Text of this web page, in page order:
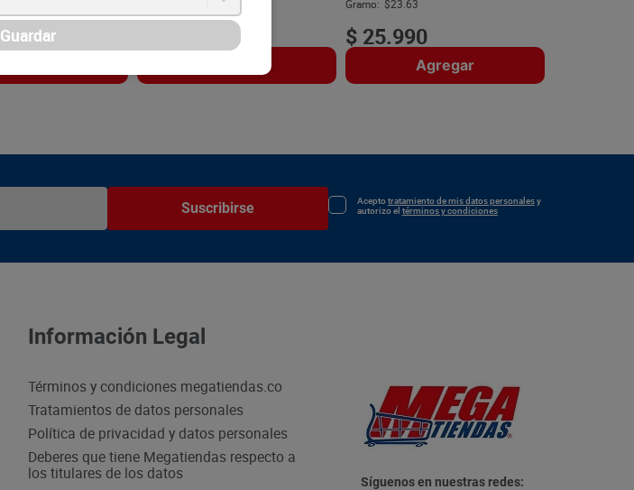
Gramo: $23.63
$ 25.990
Agregar
Suscribirse Aceptotratamiento de mis datos personalesy
autorizo el términos y condiciones
Información Legal
Términos y condiciones megatiendas.co
Tratamientos de datos personales
Política de privacidad y datos personales
Deberes que tiene Megatiendas respecto a
los titulares de los datos
Síguenos en nuestras redes:
Guardar